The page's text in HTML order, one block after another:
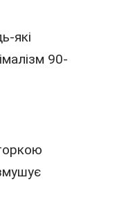
які
90-